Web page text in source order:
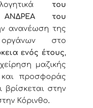
του
ΑΝΔΡΕΑ του
ανανέωση της
στο
ενός έτους,
μαζικής
προσφοράς
βρίσκεται στην
Κόρινθο.